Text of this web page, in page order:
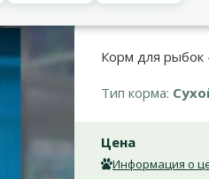
Корм для рыбок
Тип корма:
Цена
Информация о